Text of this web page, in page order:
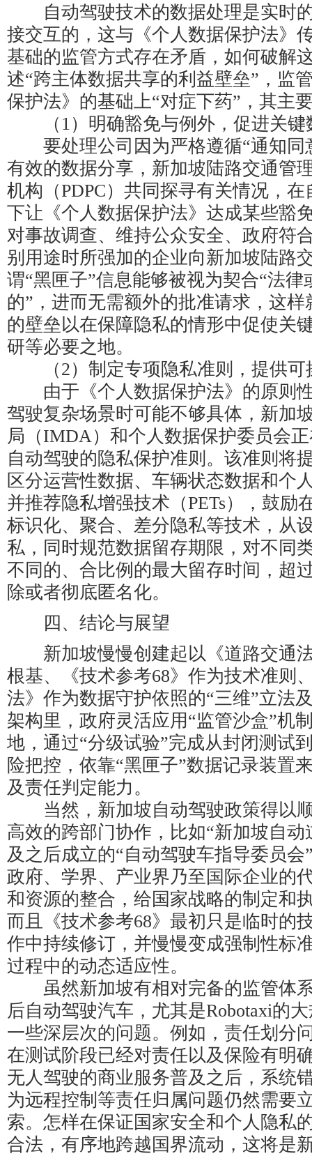
自动驾驶技术的数据处理是实时
接交互的，这与《个人数据保护法》
基础的监管方式存在矛盾，如何破解
述“跨主体数据共享的利益壁垒”，监
保护法》的基础上“对症下药”，其主
（1）明确豁免与例外，促进关键
要处理公司因为严格遵循“通知同
有效的数据分享，新加坡陆路交通管
机构（PDPC）共同探寻有关情况，
下让《个人数据保护法》达成某些豁
对事故调查、维持公众安全、政府符
别用途时所强加的企业向新加坡陆路
谓“黑匣子”信息能够被视为契合“法律
的”，进而无需额外的批准请求，这
的壁垒以在保障隐私的情形中促使关
研等必要之地。
（2）制定专项隐私准则，提供可
由于《个人数据保护法》的原则
驾驶复杂场景时可能不够具体，新加
局（IMDA）和个人数据保护委员会
自动驾驶的隐私保护准则。该准则将
区分运营性数据、车辆状态数据和个
并推荐隐私增强技术（PETs），鼓励
标识化、聚合、差分隐私等技术，从
私，同时规范数据留存期限，对不同
不同的、合比例的最大留存时间，超
除或者彻底匿名化。
四、结论与展望
新加坡慢慢创建起以《道路交通
根基、《技术参考68》作为技术准则
法》作为数据守护依照的“三维”立法
架构里，政府灵活应用“监管沙盒”机
地，通过“分级试验”完成从封闭测试
险把控，依靠“黑匣子”数据记录装置
及责任判定能力。
当然，新加坡自动驾驶政策得以
高效的跨部门协作，比如“新加坡自动
及之后成立的“自动驾驶车指导委员会
政府、学界、产业界乃至国际企业的
和资源的整合，给国家战略的制定和
而且《技术参考68》最初只是临时的
作中持续修订，并慢慢变成强制性标
过程中的动态适应性。
虽然新加坡有相对完备的监管体系
后自动驾驶汽车，尤其是Robotaxi的
一些深层次的问题。例如，责任划分
在测试阶段已经对责任以及保险有明
无人驾驶的商业服务普及之后，系统
为远程控制等责任归属问题仍然需要
索。怎样在保证国家安全和个人隐私
合法，有序地跨越国界流动，这将是